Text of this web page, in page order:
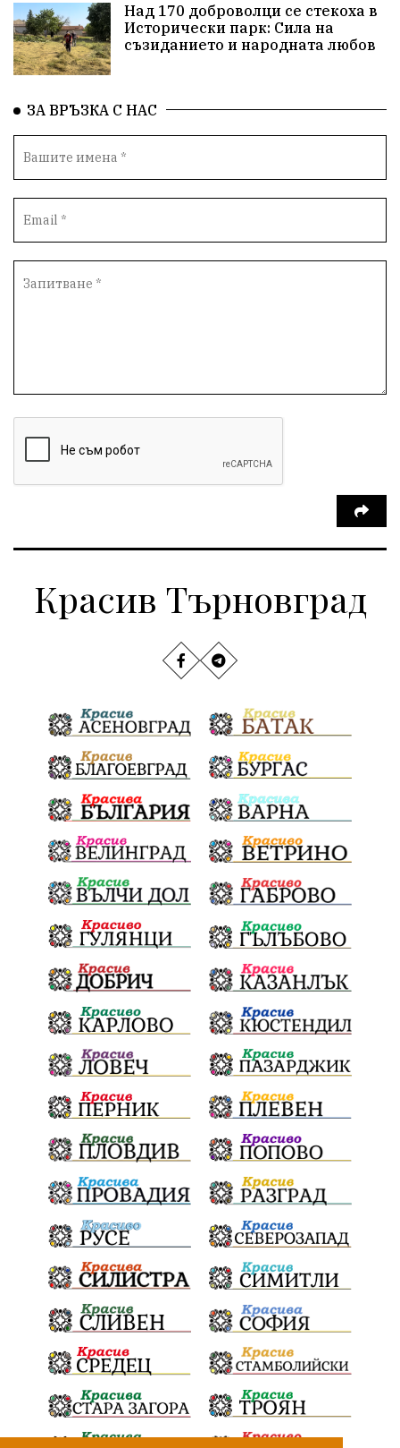
Над 170 доброволци се стекоха в
Исторически парк: Сила на
съзиданието и народната любов
ЗА ВРЪЗКА С НАС
Красив Търновград